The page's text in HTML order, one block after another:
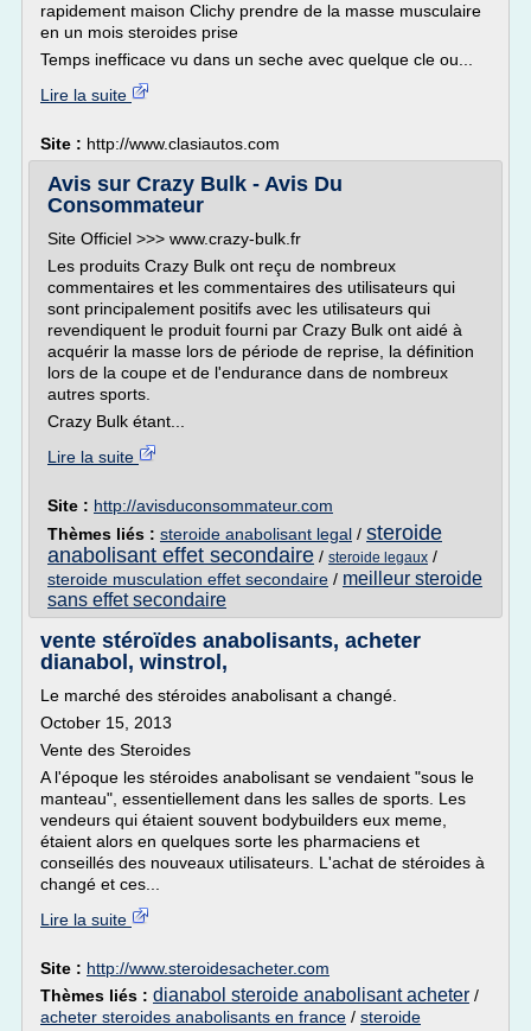
rapidement maison Clichy prendre de la masse musculaire
en un mois steroides prise
Temps inefficace vu dans un seche avec quelque cle ou...
Lire la suite
Site : http://www.clasiautos.com
Avis sur Crazy Bulk - Avis Du
Consommateur
Site Officiel >>> www.crazy-bulk.fr
Les produits Crazy Bulk ont reçu de nombreux
commentaires et les commentaires des utilisateurs qui
sont principalement positifs avec les utilisateurs qui
revendiquent le produit fourni par Crazy Bulk ont aidé à
acquérir la masse lors de période de reprise, la définition
lors de la coupe et de l'endurance dans de nombreux
autres sports.
Crazy Bulk étant...
Lire la suite
Site : http://avisduconsommateur.com
Thèmes liés : steroide anabolisant legal / steroide
anabolisant effet secondaire / steroide legaux /
steroide musculation effet secondaire / meilleur steroide
sans effet secondaire
vente stéroïdes anabolisants, acheter
dianabol, winstrol,
Le marché des stéroides anabolisant a changé.
October 15, 2013
Vente des Steroides
A l'époque les stéroides anabolisant se vendaient "sous le
manteau", essentiellement dans les salles de sports. Les
vendeurs qui étaient souvent bodybuilders eux meme,
étaient alors en quelques sorte les pharmaciens et
conseillés des nouveaux utilisateurs. L'achat de stéroides à
changé et ces...
Lire la suite
Site : http://www.steroidesacheter.com
Thèmes liés : dianabol steroide anabolisant acheter /
acheter steroides anabolisants en france / steroide